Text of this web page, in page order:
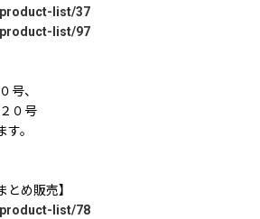
list/37
list/97
号、
０号
。
とめ販売】
list/78